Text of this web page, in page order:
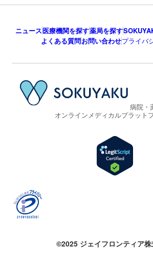
ニュース医療機関を探す薬局を探す
よくある質問お問い合わせプライバ
病院・
オンラインメディカルプラット
©2025 ジェイフロンティア